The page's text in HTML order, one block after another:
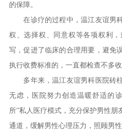
的保障。
在诊疗的过程中，温江友谊男
权、选择权、同意权等各项权利
写，促进了临床的合理用要，避免
执行收费标准的，一直都检查不多
多年来，温江友谊男科医院砖
无虑，医院努力创造温暖舒适的
所”私人医疗模式，充分保护男性
通道，缓解男性心理压力，照顾男性